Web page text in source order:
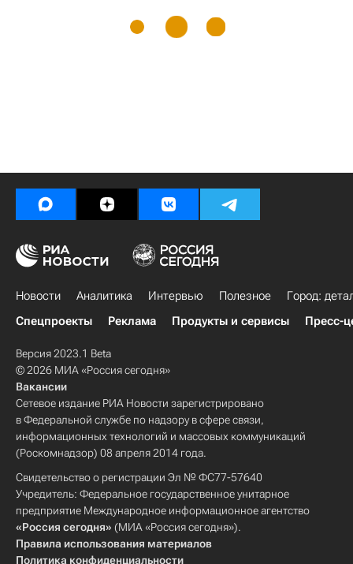
Новости Аналитика Интервью Полезное
Город:
Спецпроекты
Реклама Продукты и сервисы Пресс-
Версия 2023.1 Beta
© 2026 МИА «Россия сегодня»
Вакансии
Сетевое издание РИА Новости зарегистрировано
в Федеральной службе по надзору в сфере связи,
информационных технологий и массовых коммуникаций
(Роскомнадзор) 08 апреля 2014 года.
Свидетельство о регистрации Эл № ФС77-57640
Учредитель: Федеральное государственное унитарное
предприятие Международное информационное агентство
«Россия сегодня» (МИА «Россия сегодня»).
Правила использования материалов
Политика конфиденциальности